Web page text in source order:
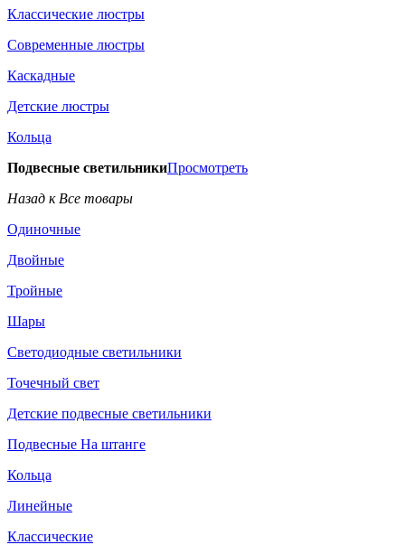
Классические люстры
Современные люстры
Каскадные
Детские люстры
Кольца
Подвесные светильникиПросмотреть
Назад к Все товары
Одиночные
Двойные
Тройные
Шары
Светодиодные светильники
Точечный свет
Детские подвесные светильники
Подвесные На штанге
Кольца
Линейные
Классические